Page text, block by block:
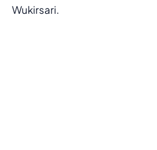
Wukirsari.